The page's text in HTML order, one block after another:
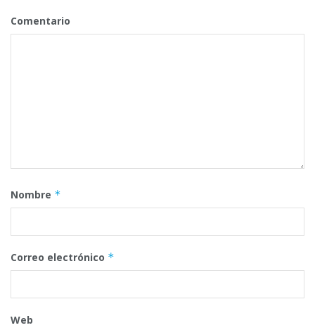
Comentario
Nombre *
Correo electrónico *
Web